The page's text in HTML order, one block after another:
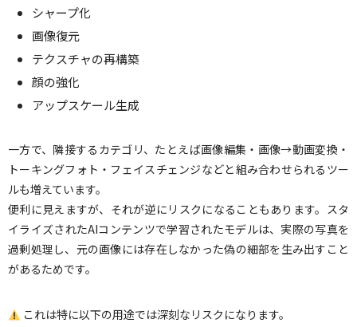
シャープ化
画像復元
テクスチャの再構築
顔の強化
アップスケール生成
一方で、隣接するカテゴリ、たとえば画像編集・画像→動画変換・
トーキングフォト・フェイスチェンジなどと組み合わせられるツー
ルも増えています。
便利に見えますが、それが逆にリスクになることもあります。スタ
イライズされたAIコンテンツで学習されたモデルは、実際の写真を
過剰処理し、元の画像には存在しなかった偽の細部を生み出すこと
があるためです。
これは特に以下の用途では深刻なリスクになります。